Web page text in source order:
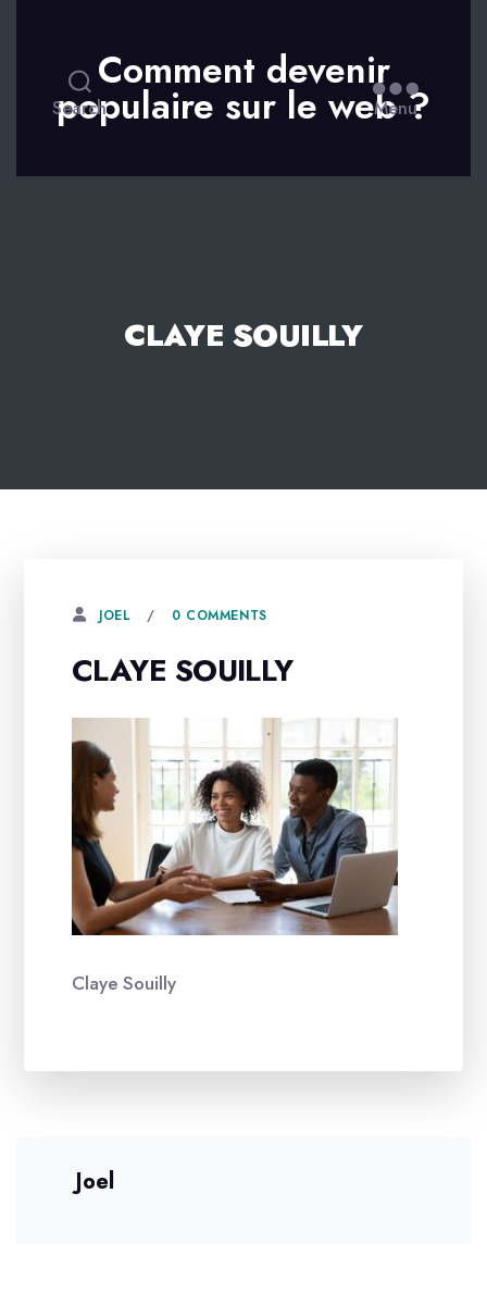
Search
Comment devenir
populaire sur le web ?
Menu
CLAYE SOUILLY
JOEL 0 COMMENTS
CLAYE SOUILLY
Claye Souilly
Joel